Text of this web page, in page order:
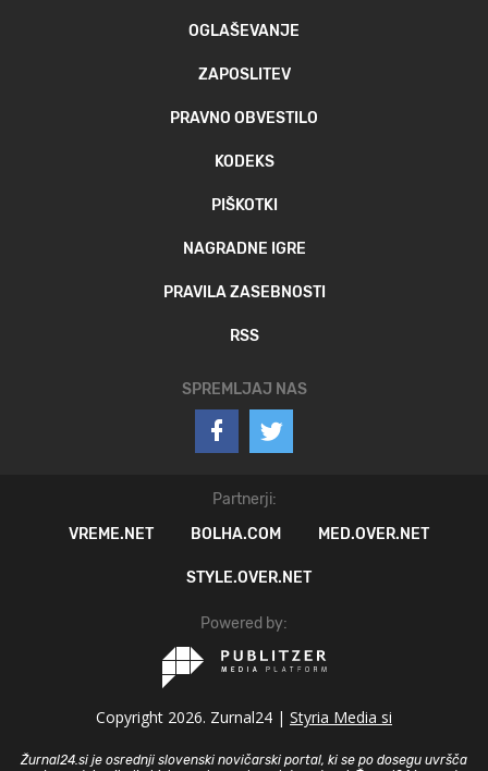
OGLAŠEVANJE
ZAPOSLITEV
PRAVNO OBVESTILO
KODEKS
PIŠKOTKI
NAGRADNE IGRE
PRAVILA ZASEBNOSTI
RSS
SPREMLJAJ NAS
Partnerji:
VREME.NET
BOLHA.COM MED.OVER.NET
STYLE.OVER.NET
Powered by:
Copyright 2026. Zurnal24 | Styria Media si
Žurnal24.si je osrednji slovenski novičarski portal, ki se po dosegu uvršča